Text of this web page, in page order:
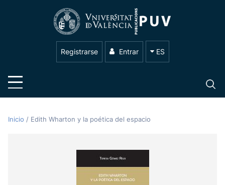
Registrarse Entrar ES
Inicio / Edith Wharton y la poética del espacio